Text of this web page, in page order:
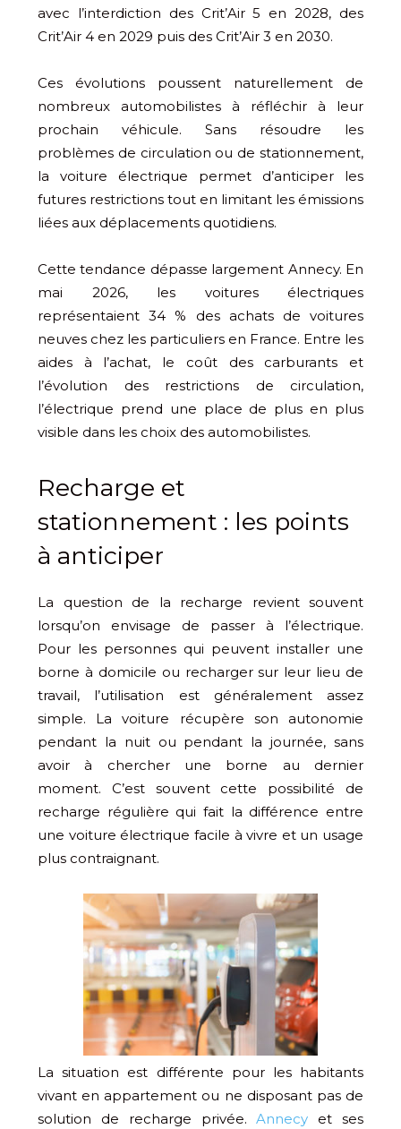
avec l’interdiction des Crit’Air 5 en 2028, des
Crit’Air 4 en 2029 puis des Crit’Air 3 en 2030.
Ces évolutions poussent naturellement de
nombreux automobilistes à réfléchir à leur
prochain véhicule. Sans résoudre les
problèmes de circulation ou de stationnement,
la voiture électrique permet d’anticiper les
futures restrictions tout en limitant les émissions
liées aux déplacements quotidiens.
Cette tendance dépasse largement Annecy. En
mai 2026, les voitures électriques
représentaient 34 % des achats de voitures
neuves chez les particuliers en France. Entre les
aides à l’achat, le coût des carburants et
l’évolution des restrictions de circulation,
l’électrique prend une place de plus en plus
visible dans les choix des automobilistes.
Recharge et
stationnement : les points
à anticiper
La question de la recharge revient souvent
lorsqu’on envisage de passer à l’électrique.
Pour les personnes qui peuvent installer une
borne à domicile ou recharger sur leur lieu de
travail, l’utilisation est généralement assez
simple. La voiture récupère son autonomie
pendant la nuit ou pendant la journée, sans
avoir à chercher une borne au dernier
moment. C’est souvent cette possibilité de
recharge régulière qui fait la différence entre
une voiture électrique facile à vivre et un usage
plus contraignant.
La situation est différente pour les habitants
vivant en appartement ou ne disposant pas de
solution de recharge privée.Annecy et ses